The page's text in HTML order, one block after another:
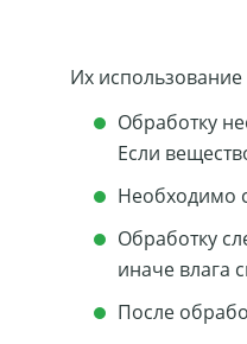
Их
Обработку
Если
Необходимо
Обработку
иначе влага
После